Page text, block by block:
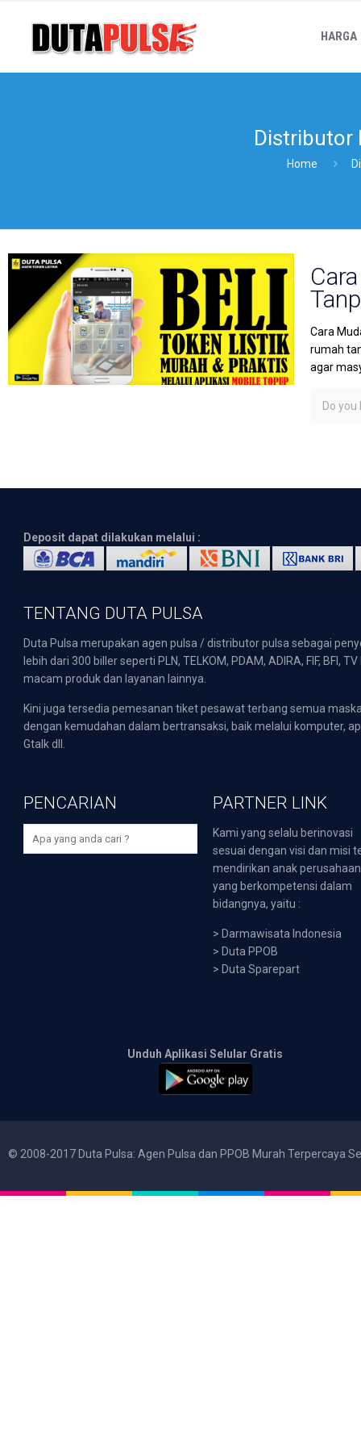
HARGA
Distributor
Home
Cara
rumah
agar
Do you
Deposit dapat dilakukan melalui :
TENTANG DUTA PULSA
Duta Pulsa merupakan agen pulsa / distributor pulsa sebagai
lebih dari 300 biller seperti PLN, TELKOM, PDAM, ADIRA, FIF,
macam produk dan layanan lainnya.
Kini juga tersedia pemesanan tiket pesawat terbang semua
dengan kemudahan dalam bertransaksi, baik melalui komputer,
Gtalk dll.
PENCARIAN PARTNER LINK
Kami yang selalu berinovasi
sesuai dengan visi dan misi
mendirikan anak perusahaan
yang berkompetensi dalam
bidangnya, yaitu :
> Darmawisata Indonesia
> Duta PPOB
> Duta Sparepart
Unduh Aplikasi Selular Gratis
© 2008-2017 Duta Pulsa: Agen Pulsa dan PPOB Murah Terpercaya